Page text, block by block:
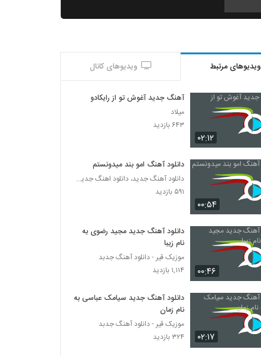
دانلود آهنگ جدید و زیبای هومن تفنگچیها با نام
رویای مشترک (بی کلام)
۲۵۵ بازدید
آهنگ مهدی براتی بنام بی بهونه
۲۵۵ بازدید
موزیک زیبای دلشوره از حسن بحرانی
۳۳۴ بازدید
آهنگ علیرضا کیارشی بنام اولین آخرین
۲۷۶ بازدید
آهنگ ماه پیشونی از محب(پاپ)
۳۲۹ بازدید
دانلود آهنگ جدید و زیبای مجید ماندگاری با نام
۲۵۹ بازدید
ویدیوهای مرتبط ویدیوهای کانال
۰۲:۱۲
آهنگ جدید آغوش تو از رایکادو
میلاد
۶۴۳ بازدید
۰۰:۵۴
دانلود آهنگ امو بند میدونستم
دانلود آهنگ جدید، دانلود اهنگ جدید ایرانی
۵۹۱ بازدید
۰۰:۴۶
دانلود آهنگ جدید مجید رضوی به
نام زیبا
موزیک قیر - دانلود آهنگ جدبد
۱,۱۱۴ بازدید
۰۲:۱۷
دانلود آهنگ جدید سیامک عباسی به
نام زمان
موزیک قیر - دانلود آهنگ جدبد
۳۲۴ بازدید